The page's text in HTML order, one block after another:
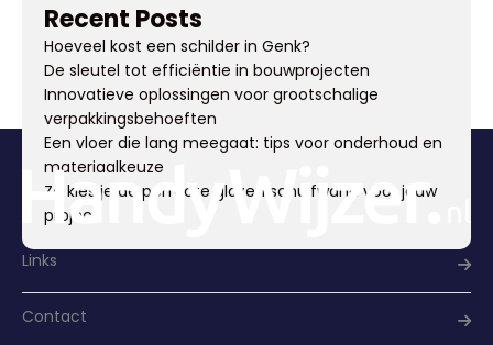
Recent Posts
Hoeveel kost een schilder in Genk?
De sleutel tot efficiëntie in bouwprojecten
Innovatieve oplossingen voor grootschalige
verpakkingsbehoeften
Een vloer die lang meegaat: tips voor onderhoud en
materiaalkeuze
Zo kies je de perfecte glazen schuifwand voor jouw
project
Links
Contact